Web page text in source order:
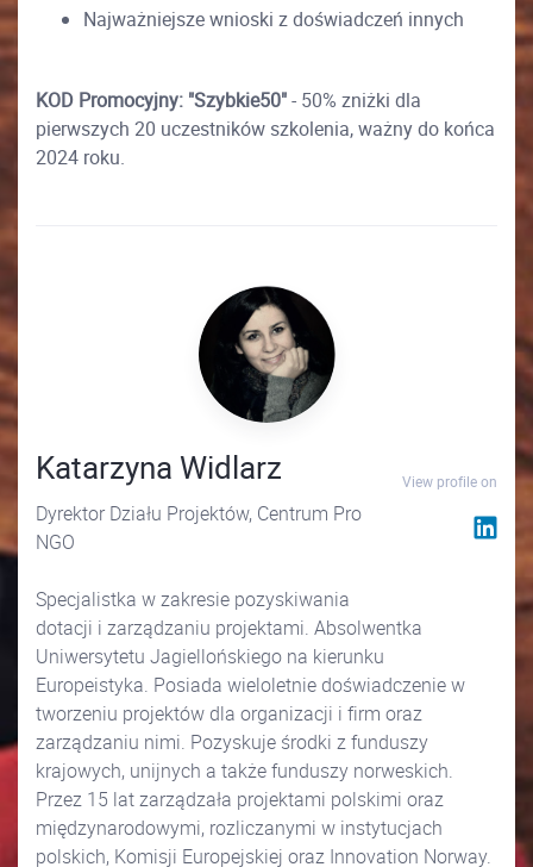
Najważniejsze wnioski z doświadczeń innych
KOD Promocyjny: "Szybkie50"- 50% zniżki dla
pierwszych 20 uczestników szkolenia, ważny do końca
2024 roku.
View profile on
Katarzyna Widlarz
Dyrektor Działu Projektów, Centrum Pro
NGO
Specjalistka w zakresie pozyskiwania
dotacji i zarządzaniu projektami. Absolwentka
Uniwersytetu Jagiellońskiego na kierunku
Europeistyka. Posiada wieloletnie doświadczenie w
tworzeniu projektów dla organizacji i firm oraz
zarządzaniu nimi. Pozyskuje środki z funduszy
krajowych, unijnych a także funduszy norweskich.
Przez 15 lat zarządzała projektami polskimi oraz
międzynarodowymi, rozliczanymi w instytucjach
polskich, Komisji Europejskiej oraz Innovation Norway.